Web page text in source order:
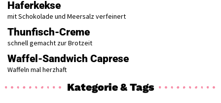
Haferkekse
mit Schokolade und Meersalz verfeinert
Thunfisch-Creme
schnell gemacht zur Brotzeit
Waffel-Sandwich Caprese
Waffeln mal herzhaft
Kategorie & Tags